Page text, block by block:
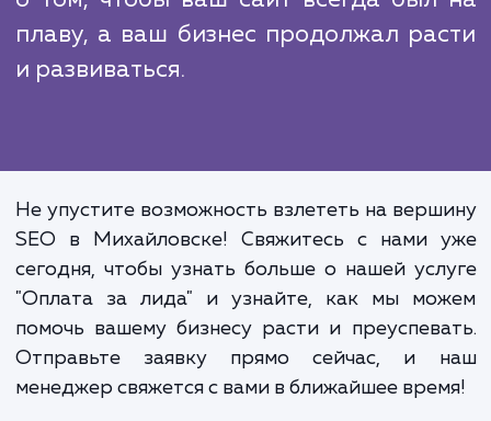
Цифровой мир меняется
минуту. SEO-стратегии,
работали вчера, могут быть
нюансах, оставьте это нам. В
"Оплата за лида" мы
обновляем и оптимизируем
методы и алгоритмы, чтобы
в тренде и давать вам
возможные результаты. Мы